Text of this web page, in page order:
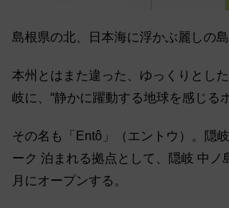
島根県の北、日本海に浮かぶ麗しの
本州とはまた違った、ゆっくりとし
岐に、“静かに躍動する地球を感じる
その名も「Entô」（エントウ）。隠
ーク 泊まれる拠点として、隠岐 中ノ
月にオープンする。